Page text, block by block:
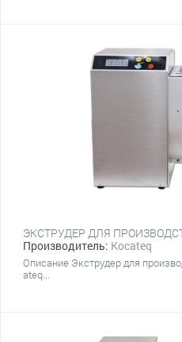
Производитель: Kocateq
Описание Экструдер для
ateq...